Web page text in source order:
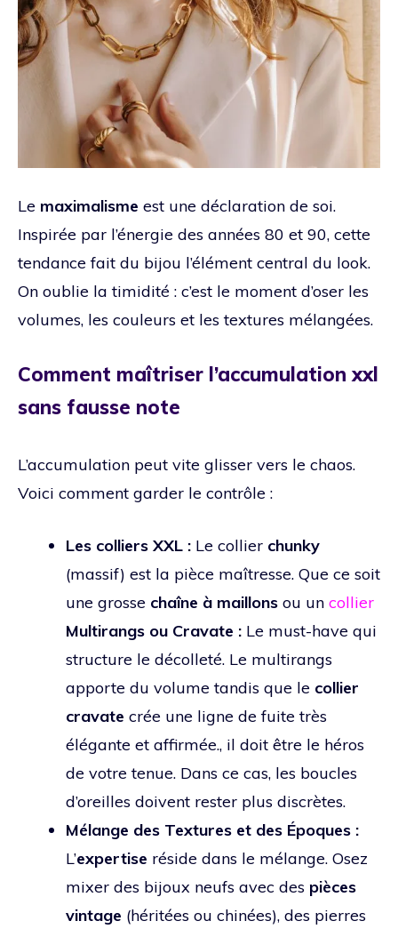
Le maximalisme est une déclaration de soi.
Inspirée par l’énergie des années 80 et 90, cette
tendance fait du bijou l’élément central du look.
On oublie la timidité : c’est le moment d’oser les
volumes, les couleurs et les textures mélangées.
Comment maîtriser l’accumulation xxl
sans fausse note
L’accumulation peut vite glisser vers le chaos.
Voici comment garder le contrôle :
Les colliers XXL : Le collier chunky
(massif) est la pièce maîtresse. Que ce soit
une grosse chaîne à maillons ou un collier
Multirangs ou Cravate : Le must-have qui
structure le décolleté. Le multirangs
apporte du volume tandis que le collier
cravate crée une ligne de fuite très
élégante et affirmée., il doit être le héros
de votre tenue. Dans ce cas, les boucles
d’oreilles doivent rester plus discrètes.
Mélange des Textures et des Époques :
L’expertise réside dans le mélange. Osez
mixer des bijoux neufs avec des pièces
vintage (héritées ou chinées), des pierres